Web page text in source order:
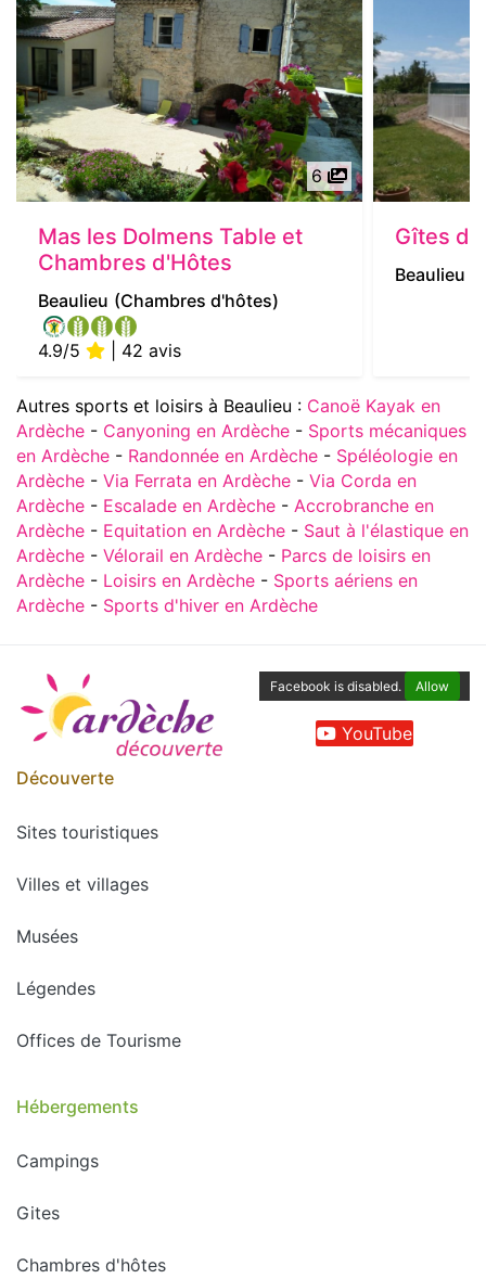
6
Mas les Dolmens Table et
Chambres d'Hôtes
Beaulieu (Chambres d'hôtes)
4.9/5 | 42 avis
Gîtes
Beaulieu
Autres sports et loisirs à Beaulieu : Canoë Kayak en
Ardèche - Canyoning en Ardèche - Sports mécaniques
en Ardèche - Randonnée en Ardèche - Spéléologie en
Ardèche - Via Ferrata en Ardèche - Via Corda en
Ardèche - Escalade en Ardèche - Accrobranche en
Ardèche - Equitation en Ardèche - Saut à l'élastique en
Ardèche - Vélorail en Ardèche - Parcs de loisirs en
Ardèche - Loisirs en Ardèche - Sports aériens en
Ardèche - Sports d'hiver en Ardèche
Facebook is disabled. Allow
YouTube
Découverte
Sites touristiques
Villes et villages
Musées
Légendes
Offices de Tourisme
Hébergements
Campings
Gites
Chambres d'hôtes